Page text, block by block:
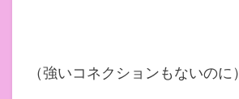
（強いコネクションもないのに）